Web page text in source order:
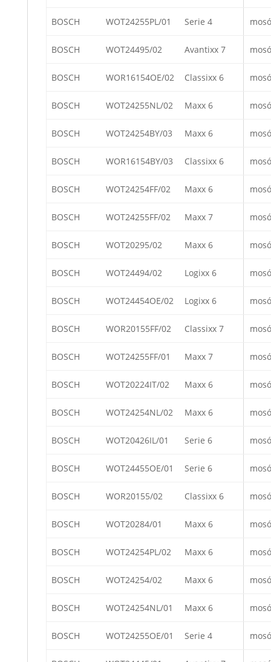
BOSCH WOT24255PL/01 Serie 4
BOSCH WOT24495/02 Avantixx 7
BOSCH WOR16154OE/02 Classixx 6
BOSCH WOT24255NL/02 Maxx 6
BOSCH WOT24254BY/03 Maxx 6
BOSCH WOR16154BY/03 Classixx 6
BOSCH WOT24254FF/02 Maxx 6
BOSCH WOT24255FF/02 Maxx 7
BOSCH WOT20295/02 Maxx 6
BOSCH WOT24494/02 Logixx 6
BOSCH WOT24454OE/02 Logixx 6
BOSCH WOR20155FF/02 Classixx 7
BOSCH WOT24255FF/01 Maxx 7
BOSCH WOT20224IT/02 Maxx 6
BOSCH WOT24254NL/02 Maxx 6
BOSCH WOT20426IL/01 Serie 6
BOSCH WOT24455OE/01 Serie 6
BOSCH WOR20155/02 Classixx 6
BOSCH WOT20284/01 Maxx 6
BOSCH WOT24254PL/02 Maxx 6
BOSCH WOT24254/02 Maxx 6
BOSCH WOT24254NL/01 Maxx 6
BOSCH WOT24255OE/01 Serie 4